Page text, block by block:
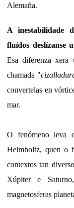
Alemaña.
A inestabilidade
fluídos deslízanse
Esa diferenza xera
chamada "
convertelas en
mar.
O fenómeno leva
Helmholtz, quen o
contextos tan
Xúpiter e
magnetosferas